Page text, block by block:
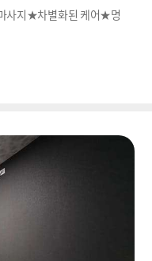
사지★차별화된 케어★명